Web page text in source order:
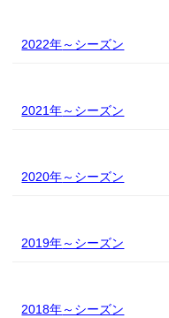
2022年
2021年
2020年
2019年
2018年